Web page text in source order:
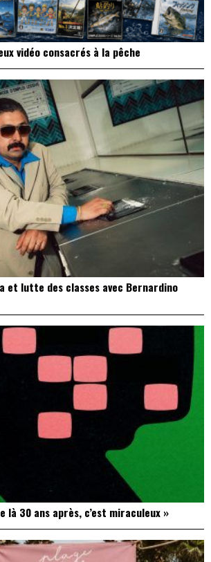
vidéo consacrés à la pêche
et lutte des classes avec Bernardino
là 30 ans après, c’est miraculeux »